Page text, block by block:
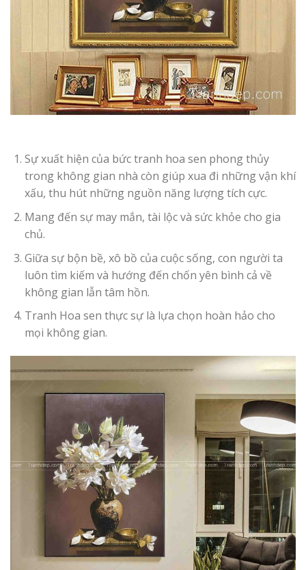
Sự xuất hiện của bức tranh hoa sen phong thủy
trong không gian nhà còn giúp xua đi những vận khí
xấu, thu hút những nguồn năng lượng tích cực.
Mang đến sự may mắn, tài lộc và sức khỏe cho gia
chủ.
Giữa sự bộn bề, xô bồ của cuộc sống, con người ta
luôn tìm kiếm và hướng đến chốn yên bình cả về
không gian lẫn tâm hồn.
Tranh Hoa sen thực sự là lựa chọn hoàn hảo cho
mọi không gian.